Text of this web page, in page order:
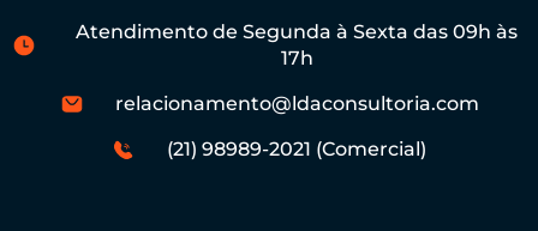
Atendimento de Segunda à Sexta das 09h às
17h
relacionamento@ldaconsultoria.com
(21) 98989-2021 (Comercial)